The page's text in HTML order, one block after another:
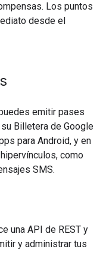
Los puntos
desde el
emitir pases
Billetera de Google
para Android, y en
como
SMS.
una API de REST y
y administrar tus